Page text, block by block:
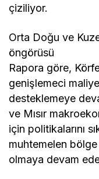
çiziliyor.
Orta Doğu ve
öngörüsü
Rapora göre,
genişlemeci
desteklemeye
ve Mısır
için politikalarını
muhtemelen
olmaya devam